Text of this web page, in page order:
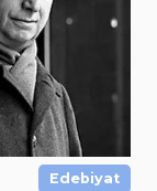
Edebiyat